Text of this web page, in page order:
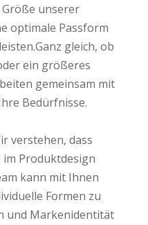
Größe unserer
optimale Passform
gleich, ob
ein größeres
gemeinsam mit
Bedürfnisse.
verstehen, dass
Produktdesign
kann mit Ihnen
Formen zu
und Markenidentität